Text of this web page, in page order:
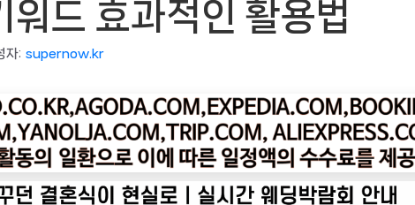
워드 효과적인 활용법
자: supernow.kr